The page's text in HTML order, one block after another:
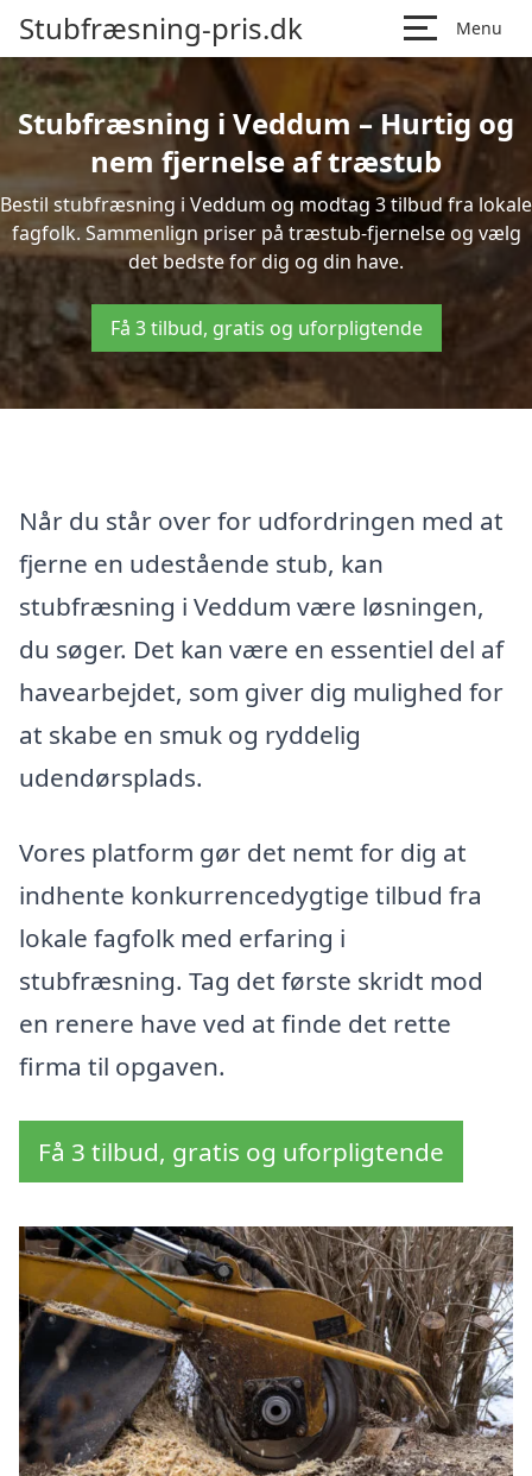
Stubfræsning-pris.dk Menu
Stubfræsning i Veddum – Hurtig og
nem fjernelse af træstub
Bestil stubfræsning i Veddum og modtag 3 tilbud fra lokale
fagfolk. Sammenlign priser på træstub-fjernelse og vælg
det bedste for dig og din have.
Få 3 tilbud, gratis og uforpligtende
Når du står over for udfordringen med at
fjerne en udestående stub, kan
stubfræsning i Veddum være løsningen,
du søger. Det kan være en essentiel del af
havearbejdet, som giver dig mulighed for
at skabe en smuk og ryddelig
udendørsplads.
Vores platform gør det nemt for dig at
indhente konkurrencedygtige tilbud fra
lokale fagfolk med erfaring i
stubfræsning. Tag det første skridt mod
en renere have ved at finde det rette
firma til opgaven.
Få 3 tilbud, gratis og uforpligtende